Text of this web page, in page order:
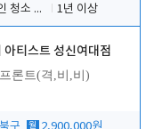
전반적인 청소 업무(객실청소.객실정리)
1년 이상
아티스트 성신여대점
론트(격,비,비)
월